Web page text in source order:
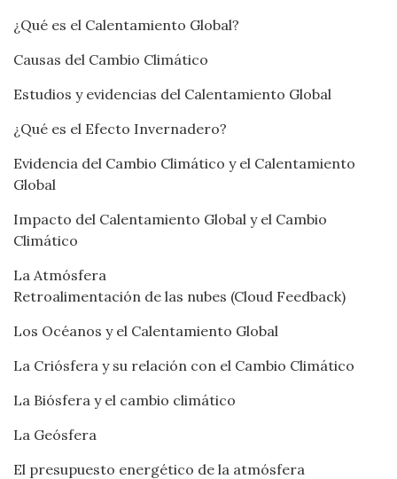
¿Qué es el Calentamiento Global?
Causas del Cambio Climático
Estudios y evidencias del Calentamiento Global
¿Qué es el Efecto Invernadero?
Evidencia del Cambio Climático y el Calentamiento
Global
Impacto del Calentamiento Global y el Cambio
Climático
La Atmósfera
Retroalimentación de las nubes (Cloud Feedback)
Los Océanos y el Calentamiento Global
La Criósfera y su relación con el Cambio Climático
La Biósfera y el cambio climático
La Geósfera
El presupuesto energético de la atmósfera